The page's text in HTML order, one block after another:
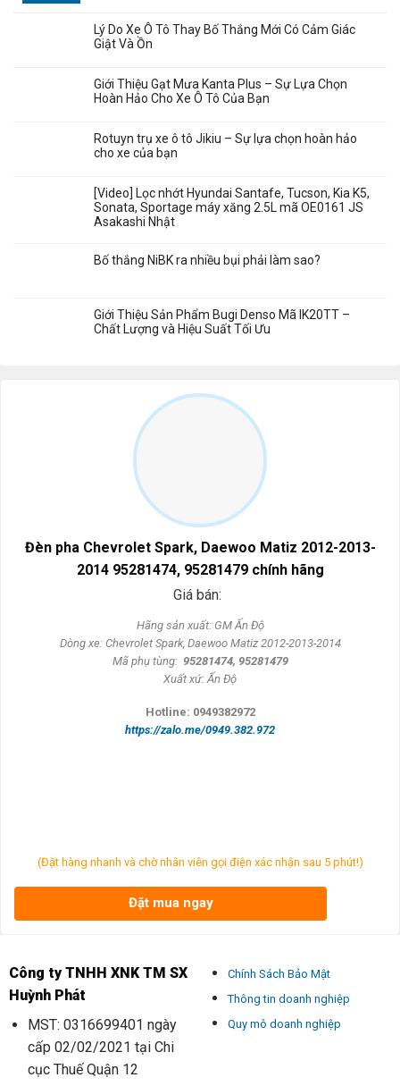
Lý Do Xe Ô Tô Thay Bố Thắng Mới Có Cảm Giác
Giật Và Ồn
Giới Thiệu Gạt Mưa Kanta Plus – Sự Lựa Chọn
Hoàn Hảo Cho Xe Ô Tô Của Bạn
Rotuyn trụ xe ô tô Jikiu – Sự lựa chọn hoàn hảo
cho xe của bạn
[Video] Lọc nhớt Hyundai Santafe, Tucson, Kia K5,
Sonata, Sportage máy xăng 2.5L mã OE0161 JS
Asakashi Nhật
Bố thắng NiBK ra nhiều bụi phải làm sao?
Giới Thiệu Sản Phẩm Bugi Denso Mã IK20TT –
Chất Lượng và Hiệu Suất Tối Ưu
Đèn pha Chevrolet Spark, Daewoo Matiz 2012-2013-
2014 95281474, 95281479 chính hãng
Giá bán:
Hãng sản xuất: GM Ấn Độ
Dòng xe: Chevrolet Spark, Daewoo Matiz 2012-2013-2014
Mã phụ tùng: 95281474, 95281479
Xuất xứ: Ấn Độ
Hotline: 0949382972
https://zalo.me/0949.382.972
(Đặt hàng nhanh và chờ nhân viên gọi điện xác nhận sau 5 phút!)
Đặt mua ngay
Công ty TNHH XNK TM SX
Huỳnh Phát
MST: 0316699401 ngày
cấp 02/02/2021 tại Chi
cục Thuế Quận 12
Chính Sách Bảo Mật
Thông tin doanh nghiệp
Quy mô doanh nghiệp